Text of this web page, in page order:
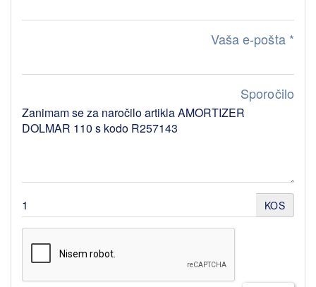
Vaša e-pošta *
Sporočilo
KOS